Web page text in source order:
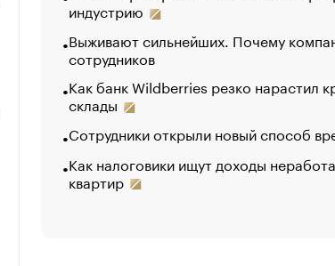
индустрию
Выживают сильнейших. Почему
сотрудников
Как банк Wildberries резко нарастил
склады
Сотрудники открыли новый способ
Как налоговики ищут доходы
квартир